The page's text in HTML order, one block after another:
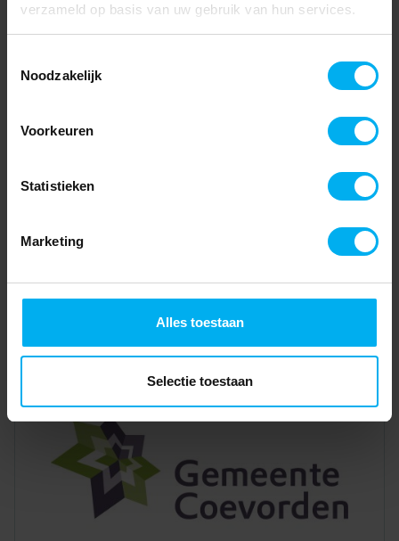
verzameld op basis van uw gebruik van hun services.
Noodzakelijk
Voorkeuren
Statistieken
Marketing
Alles toestaan
Selectie toestaan